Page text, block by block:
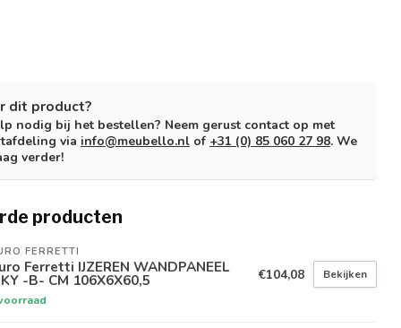
dit product?
nodig bij het bestellen? Neem gerust contact op met
via info@meubello.nl of +31 (0) 85 060 27 98. We
verder!
producten
FERRETTI
Ferretti IJZEREN WANDPANEEL
-B- CM 106X6X60,5 €104,08 Bekijken